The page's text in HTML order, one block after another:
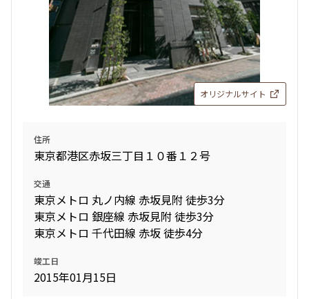
オリジナルサイト
住所
東京都港区赤坂三丁目１０番１２号
交通
東京メトロ 丸ノ内線 赤坂見附 徒歩3分
東京メトロ 銀座線 赤坂見附 徒歩3分
東京メトロ 千代田線 赤坂 徒歩4分
竣工日
2015年01月15日